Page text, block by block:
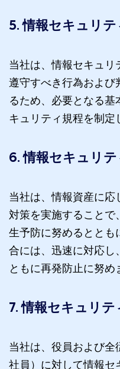
5. 情報セキュリ
当社は、情報セキュリ
遵守すべき行為および
るため、必要となる基
キュリティ規程を制定
6. 情報セキュリ
当社は、情報資産に応
対策を実施することで
生予防に努めるととも
合には、迅速に対応し
ともに再発防止に努め
7. 情報セキュリ
当社は、役員および全
社員）に対して情報セ